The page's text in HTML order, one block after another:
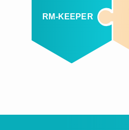
RM-KEEPER